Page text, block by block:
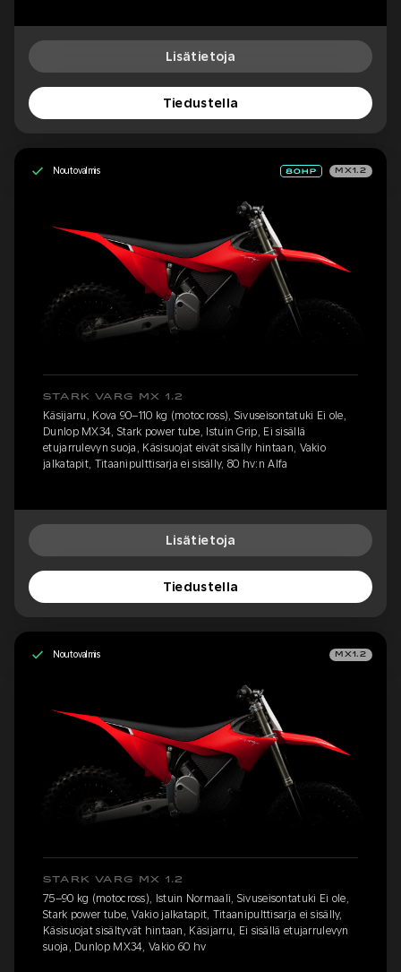
Lisätietoja
Tiedustella
Noutovalmis MX1.2
STARK VARG MX 1.2
Käsijarru, Kova 90–110 kg (motocross), Sivuseisontatuki Ei ole,
Dunlop MX34, Stark power tube, Istuin Grip, Ei sisällä
etujarrulevyn suoja, Käsisuojat eivät sisälly hintaan, Vakio
jalkatapit, Titaanipulttisarja ei sisälly, 80 hv:n Alfa
Lisätietoja
Tiedustella
Noutovalmis MX1.2
STARK VARG MX 1.2
75–90 kg (motocross), Istuin Normaali, Sivuseisontatuki Ei ole,
Stark power tube, Vakio jalkatapit, Titaanipulttisarja ei sisälly,
Käsisuojat sisältyvät hintaan, Käsijarru, Ei sisällä etujarrulevyn
suoja, Dunlop MX34, Vakio 60 hv